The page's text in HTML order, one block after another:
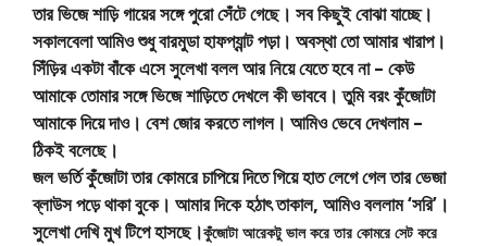
তার ভিজে শাড়ি গায়ের সঙ্গে পুরো সেঁটে গেছে। সব কিছুই বোঝা যাচ্ছে।
সকালবেলা আমিও শুধু বারমুডা হাফপ্যান্ট পড়া। অবস্থা তো আমার খারাপ।
সিঁড়ির একটা বাঁকে এসে সুলেখা বলল আর নিয়ে যেতে হবে না – কেউ
আমাকে তোমার সঙ্গে ভিজে শাড়িতে দেখলে কী ভাববে। তুমি বরং কুঁজোটা
আমাকে দিয়ে দাও। বেশ জোর করতে লাগল। আমিও ভেবে দেখলাম –
ঠিকই বলেছে।
জল ভর্তি কুঁজোটা তার কোমরে চাপিয়ে দিতে গিয়ে হাত লেগে গেল তার ভেজা
ব্লাউস পড়ে থাকা বুকে। আমার দিকে হঠাৎ তাকাল, আমিও বললাম ‘সরি’।
সুলেখা দেখি মুখ টিপে হাসছে।কুঁজোটা আরেকটু ভাল করে তার কোমরে সেট করে